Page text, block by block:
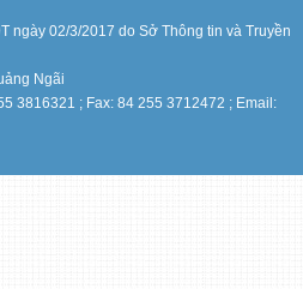
ngày 02/3/2017 do Sở Thông tin và Truyền
Ngãi
3816321 ; Fax: 84 255 3712472 ; Email: